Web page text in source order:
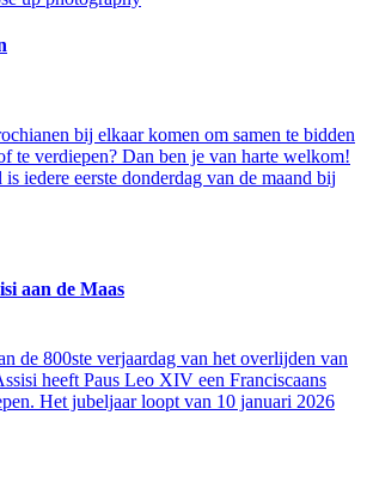
bij elkaar komen om samen te bidden
te verdiepen? Dan ben je van harte welkom!
iedere eerste donderdag van de maand bij
aan de Maas
de 800ste verjaardag van het overlijden van
heeft Paus Leo XIV een Franciscaans
Het jubeljaar loopt van 10 januari 2026